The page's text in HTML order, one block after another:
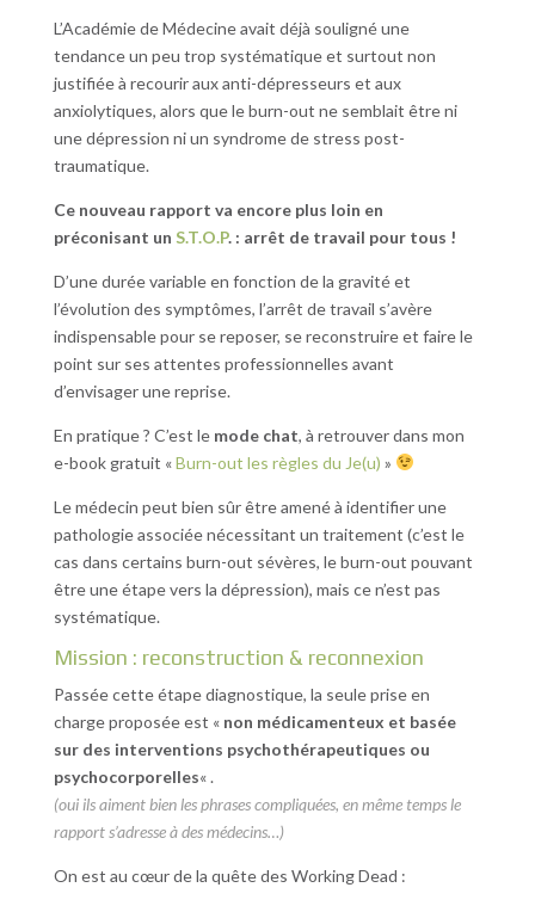
L’Académie de Médecine avait déjà souligné une
tendance un peu trop systématique et surtout non
justifiée à recourir aux anti-dépresseurs et aux
anxiolytiques, alors que le burn-out ne semblait être ni
une dépression ni un syndrome de stress post-
traumatique.
Ce nouveau rapport va encore plus loin en
préconisant un S.T.O.P. : arrêt de travail pour tous !
D’une durée variable en fonction de la gravité et
l’évolution des symptômes, l’arrêt de travail s’avère
indispensable pour se reposer, se reconstruire et faire le
point sur ses attentes professionnelles avant
d’envisager une reprise.
En pratique ? C’est le mode chat, à retrouver dans mon
e-book gratuit «Burn-out les règles du Je(u) »
Le médecin peut bien sûr être amené à identifier une
pathologie associée nécessitant un traitement (c’est le
cas dans certains burn-out sévères, le burn-out pouvant
être une étape vers la dépression), mais ce n’est pas
systématique.
Mission : reconstruction & reconnexion
Passée cette étape diagnostique, la seule prise en
charge proposée est « non médicamenteux et basée
sur des interventions psychothérapeutiques ou
psychocorporelles« .
(oui ils aiment bien les phrases compliquées, en même temps le
rapport s’adresse à des médecins…)
On est au cœur de la quête des Working Dead :